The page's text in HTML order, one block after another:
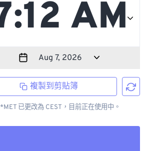
複製到剪貼簿
*MET 已更改為 CEST，目前正在使用中。